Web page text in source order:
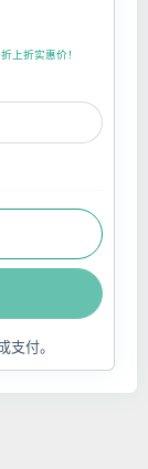
上折实惠价！
支付。